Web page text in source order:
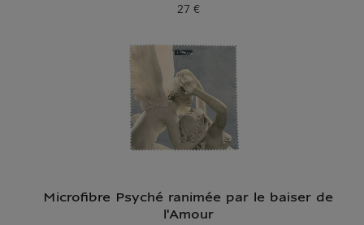
Prix ​​actuel
27 €
Microfibre Psyché ranimée par le baiser de
l'Amour